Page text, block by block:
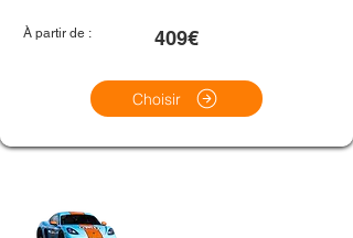
À partir de : 409€
Choisir